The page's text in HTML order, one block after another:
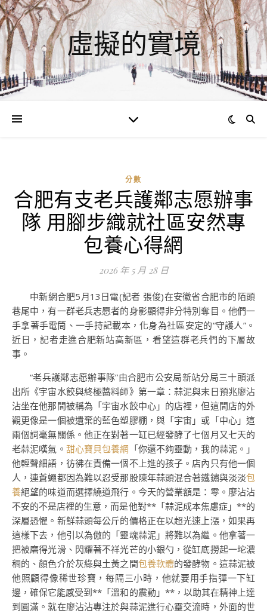
虛擬的實境
分數
合肥有支老兵護鄰志愿辦事
隊 用腳步織就社區安然專
包養心得網
2026 年 5 月 28 日
中新網合肥5月13日電(記者 張俊)在安徽省合肥市的陌頭
巷尾中，有一群老兵志愿者的身影顯得非分特別奪目。他們一
手拿著手電筒、一手持記載本，化身為社區安定的“守護人”。
近日，記者走進合肥新站高新區，看望這群老兵們的下層故
事。
“老兵護鄰志愿辦事隊”由合肥市公安局新站分局三十頭派
出所《宇宙水餃與終極醬料師》第一章：蒜泥與末日預兆廖沾
沾坐在他那間被稱為「宇宙水餃中心」的店裡，但這間店的外
觀更像是一個被遺棄的藍色塑膠棚，與「宇宙」或「中心」這
兩個詞毫無關係。他正在對著一缸已經發酵了七個月又七天的
老蒜泥嘆氣。 甜心寶貝包養網 「你還不夠靈動，我的蒜泥。」
他輕聲細語，彷彿在責備一個不上進的孩子。店內只有他一個
人，連蒼蠅都因為難以忍受那股陳年蒜頭混合著鐵鏽與淡淡包
養絕望的味道而選擇繞道飛行。今天的營業額是：零。廖沾沾
不安的不是店裡的生意，而是他對**「蒜泥成本焦慮症」**的
深層恐懼。新鮮蒜頭每公斤的價格正在以超光速上漲，如果再
這樣下去，他引以為傲的「靈魂蒜泥」將難以為繼。他拿著一
把被磨得光滑、閃耀著不祥光芒的小銀勺，從缸底撈起一坨濃
稠的、顏色介於灰綠與土黃之間包養軟體的發酵物。這蒜泥被
他照顧得像稀世珍寶，每隔三小時，他就要用手指彈一下缸
邊，確保它能感受到**「溫和的震動」**，以助其在精神上達
到圓滿。就在廖沾沾專注於與蒜泥進行心靈交流時，外面的世